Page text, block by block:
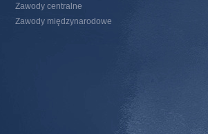
Zawody centralne
Zawody międzynarodowe